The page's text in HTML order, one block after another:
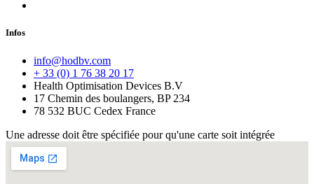
Infos
info@hodbv.com
+ 33 (0) 1 76 38 20 17
Health Optimisation Devices B.V
17 Chemin des boulangers, BP 234
78 532 BUC Cedex France
Une adresse doit être spécifiée pour qu'une carte soit intégrée